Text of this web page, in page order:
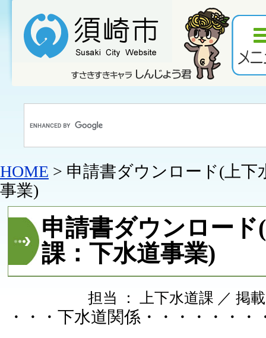
HOME > 申請書ダウンロード(上下
事業)
申請書ダウンロード
課：下水道事業)
担当 ： 上下水道課 ／ 掲
・・・下水道関係・・・・・・・